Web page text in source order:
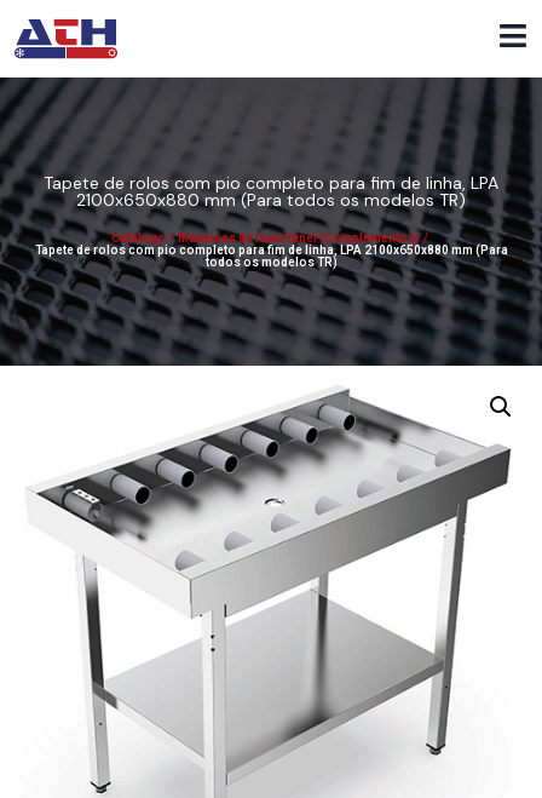
Tapete de rolos com pio completo para fim de linha, LPA
2100x650x880 mm (Para todos os modelos TR)
Catálogo / Máquinas de lavar túnel (Complementos) /
Tapete de rolos com pio completo para fim de linha, LPA 2100x650x880 mm (Para
todos os modelos TR)